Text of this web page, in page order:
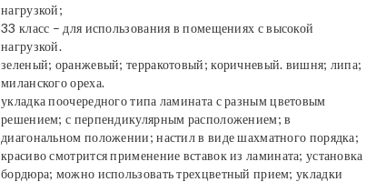
нагрузкой;
33 класс – для использования в помещениях с высокой
нагрузкой.
зеленый; оранжевый; терракотовый; коричневый. вишня; липа;
миланского ореха.
укладка поочередного типа ламината с разным цветовым
решением; с перпендикулярным расположением; в
диагональном положении; настил в виде шахматного порядка;
красиво смотрится применение вставок из ламината; установка
бордюра; можно использовать трехцветный прием; укладки